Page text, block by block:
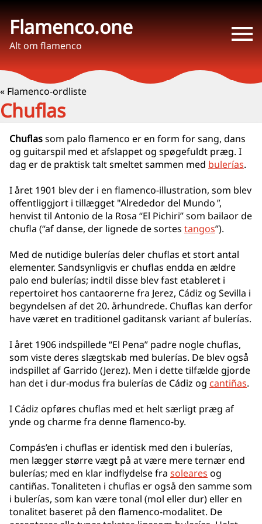
Flamenco.one
Alt om flamenco
« Flamenco-ordliste
Chuflas
Chuflassom palo flamenco er en form for sang, dans
og guitarspil med et afslappet og spøgefuldt præg. I
dag er de praktisk talt smeltet sammen med bulerías.
I året 1901 blev der i en flamenco-illustration, som blev
offentliggjort i tillægget "Alrededor del Mundo",
henvist til Antonio de la Rosa “El Pichiri” som bailaor de
chufla (“af danse, der lignede de sortes tangos”).
Med de nutidige bulerías deler chuflas et stort antal
elementer. Sandsynligvis er chuflas endda en ældre
palo end bulerías; indtil disse blev fast etableret i
repertoiret hos cantaorerne fra Jerez, Cádiz og Sevilla i
begyndelsen af det 20. århundrede. Chuflas kan derfor
have været en traditionel gaditansk variant af bulerías.
I året 1906 indspillede “El Pena” padre nogle chuflas,
som viste deres slægtskab med bulerías. De blev også
indspillet af Garrido (Jerez). Men i dette tilfælde gjorde
han det i dur-modus fra bulerías de Cádiz og cantiñas.
I Cádiz opføres chuflas med et helt særligt præg af
ynde og charme fra denne flamenco-by.
Compás’en i chuflas er identisk med den i bulerías,
men lægger større vægt på at være mere ternær end
bulerías; med en klar indflydelse fra soleares og
cantiñas. Tonaliteten i chuflas er også den samme som
i bulerías, som kan være tonal (mol eller dur) eller en
tonalitet baseret på den flamenco-modalitet. De